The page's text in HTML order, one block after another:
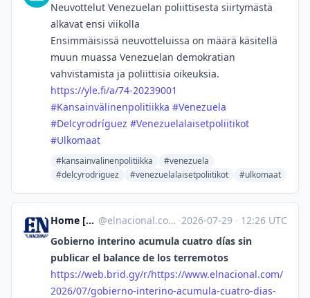
Neuvottelut Venezuelan poliittisesta siirtymästä
alkavat ensi viikolla
Ensimmäisissä neuvotteluissa on määrä käsitellä
muun muassa Venezuelan demokratian
vahvistamista ja poliittisia oikeuksia.
https://yle.fi/a/74-20239001
#Kansainvälinenpolitiikka #Venezuela
#Delcyrodríguez #Venezuelalaisetpoliitikot
#Ulkomaat
#kansainvalinenpolitiikka
#venezuela
#delcyrodriguez
#venezuelalaisetpoliitikot #ulkomaat
Home [Unofficial] @elnacional.com@web.brid.gy ·2026-07-29 · 12:26 UTC
Gobierno interino acumula cuatro días sin
publicar el balance de los terremotos
https://web.brid.gy/r/https://www.elnacional.com/
2026/07/gobierno-interino-acumula-cuatro-dias-